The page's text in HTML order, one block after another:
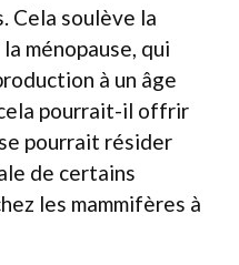
Cela soulève la
ménopause, qui
à un âge
pourrait-il offrir
pourrait résider
de certains
les mammifères à